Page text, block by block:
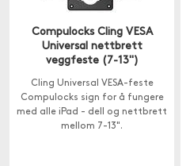
Compulocks Cling VESA
Universal nettbrett
veggfeste (7-13")
Cling Universal VESA-feste
Compulocks sign for å fungere
med alle iPad - dell og nettbrett
mellom 7-13".